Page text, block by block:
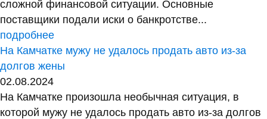
сложной финансовой ситуации. Основные
поставщики подали иски о банкротстве...
подробнее
На Камчатке мужу не удалось продать авто из-за
долгов жены
02.08.2024
На Камчатке произошла необычная ситуация, в
которой мужу не удалось продать авто из-за долгов